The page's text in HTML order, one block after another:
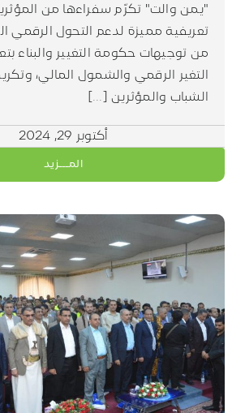
"يمن والت" تكرّم سفراءها من
تعريفية مميزة لدعم التحول الرقمي
من توجيهات حكومة التغيير والبناء
التغير الرقمي والشمول المالي،
الشباب والمؤثرين [...]
أكتوبر 29, 2024
المـــزيد